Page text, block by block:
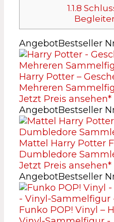
1.1.8
AngebotBestseller
Harry Potter –
Mehreren
Jetzt Preis ansehen*
AngebotBestseller
Mattel Harry Potter
Dumbledore
Jetzt Preis ansehen*
AngebotBestseller
Funko POP! Vinyl –